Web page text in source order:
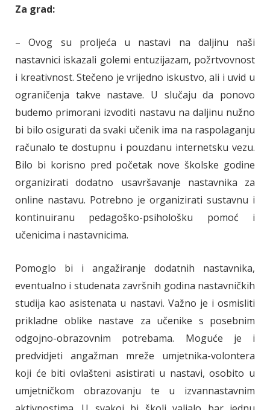
Za grad:
– Ovog su proljeća u nastavi na daljinu naši
nastavnici iskazali golemi entuzijazam, požrtvovnost
i kreativnost. Stečeno je vrijedno iskustvo, ali i uvid u
ograničenja takve nastave. U slučaju da ponovo
budemo primorani izvoditi nastavu na daljinu nužno
bi bilo osigurati da svaki učenik ima na raspolaganju
računalo te dostupnu i pouzdanu internetsku vezu.
Bilo bi korisno pred početak nove školske godine
organizirati dodatno usavršavanje nastavnika za
online nastavu. Potrebno je organizirati sustavnu i
kontinuiranu pedagoško-psihološku pomoć i
učenicima i nastavnicima.
Pomoglo bi i angažiranje dodatnih nastavnika,
eventualno i studenata završnih godina nastavničkih
studija kao asistenata u nastavi. Važno je i osmisliti
prikladne oblike nastave za učenike s posebnim
odgojno-obrazovnim potrebama. Moguće je i
predvidjeti angažman mreže umjetnika-volontera
koji će biti ovlašteni asistirati u nastavi, osobito u
umjetničkom obrazovanju te u izvannastavnim